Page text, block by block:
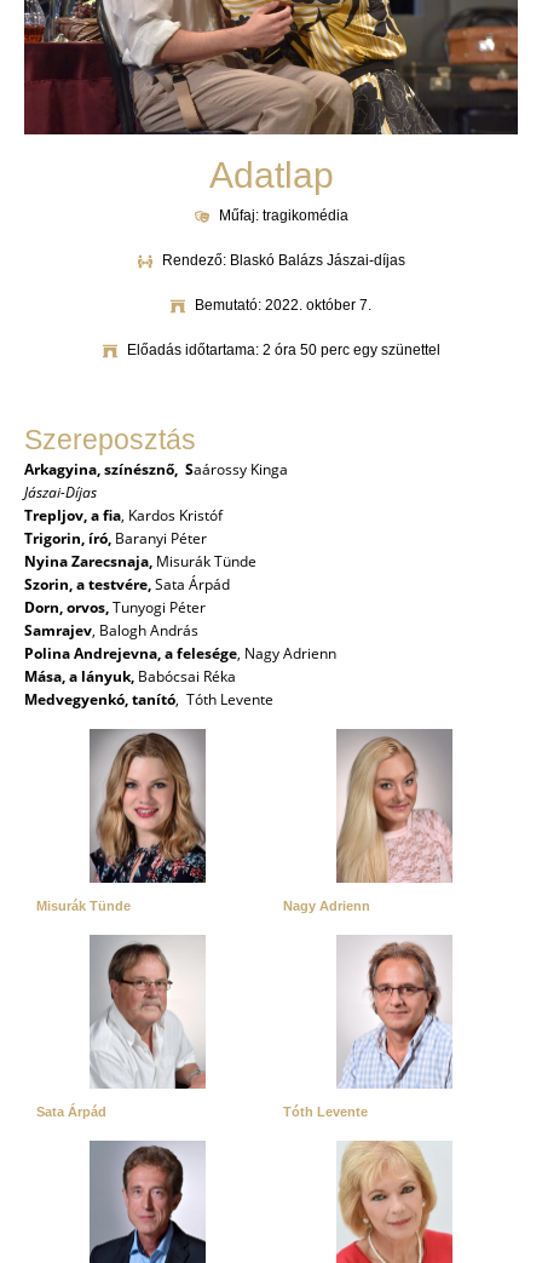
Adatlap
Műfaj: tragikomédia
Rendező: Blaskó Balázs Jászai-díjas
Bemutató: 2022. október 7.
Előadás időtartama: 2 óra 50 perc egy szünettel
Szereposztás
Arkagyina, színésznő, Saárossy Kinga
Jászai-Díjas
Trepljov, a fia, Kardos Kristóf
Trigorin, író, Baranyi Péter
Nyina Zarecsnaja, Misurák Tünde
Szorin, a testvére,Sata Árpád
Dorn, orvos,Tunyogi Péter
Samrajev, Balogh András
Polina Andrejevna, a felesége, Nagy Adrienn
Mása, a lányuk, Babócsai Réka
Medvegyenkó, tanító, Tóth Levente
Misurák Tünde Nagy Adrienn
Sata Árpád Tóth Levente